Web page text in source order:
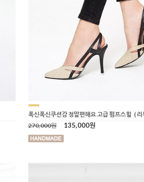
폭신폭신쿠션감 정말편해요 고급 펌프스힐 (
270,000원
135,000원